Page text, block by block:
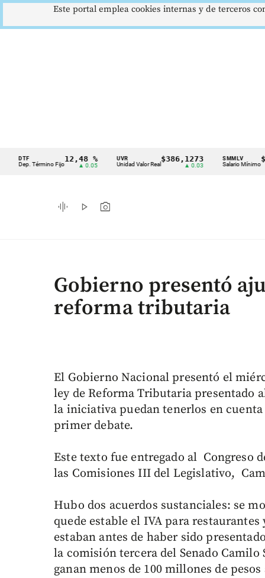
Cintillo
indicadores
económicos
Dep. Término Fijo
12,48 %
▲ 0.05 Unidad Valor Real
$386,1273
▲ 0.03
SMMLV
Salario Mínimo
graphic_eq play_arrow photo_camera
Gobierno presentó
reforma tributaria
El Gobierno Nacional presentó el
ley de Reforma Tributaria presentado
la iniciativa puedan tenerlos en
primer debate.
Este texto fue entregado al Congreso
las Comisiones III del Legislativo,
Hubo dos acuerdos sustanciales: se
quede estable el IVA para
estaban antes de haber sido
la comisión tercera del Senado Camilo
ganan menos de 100 millones de pesos
Este portal emplea cookies internas y de terceros